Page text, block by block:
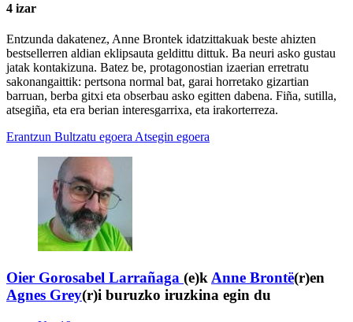
4 izar
Entzunda dakatenez, Anne Brontek idatzittakuak beste ahizten
bestsellerren aldian eklipsauta geldittu dittuk. Ba neuri asko gustau
jatak kontakizuna. Batez be, protagonostian izaerian erretratu
sakonangaittik: pertsona normal bat, garai horretako gizartian
barruan, berba gitxi eta obserbau asko egitten dabena. Fiña, sutilla,
atsegiña, eta era berian interesgarrixa, eta irakorterreza.
Erantzun Bultzatu egoera Atsegin egoera
Oier Gorosabel Larrañaga (e)k Anne Brontë(r)en
Agnes Grey(r)i buruzko iruzkina egin du